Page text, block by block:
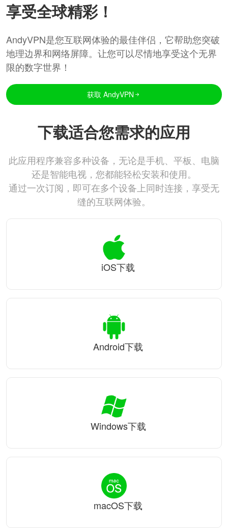
享受全球精彩！
AndyVPN是您互联网体验的最佳伴侣，它帮助您突破
地理边界和网络屏障。让您可以尽情地享受这个无界
限的数字世界！
获取 AndyVPN
下载适合您需求的应用
此应用程序兼容多种设备，无论是手机、平板、电脑
还是智能电视，您都能轻松安装和使用。
通过一次订阅，即可在多个设备上同时连接，享受无
缝的互联网体验。
iOS下载
Android下载
Windows下载
macOS下载